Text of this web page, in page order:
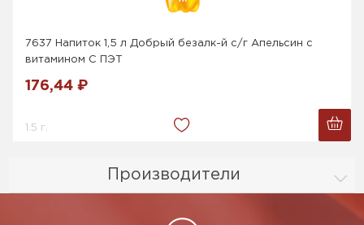
Производители
7637 Напиток 1,5 л Добрый безалк-й с/г Апельсин с
витамином С ПЭТ
176,44 ₽
1.5 г.